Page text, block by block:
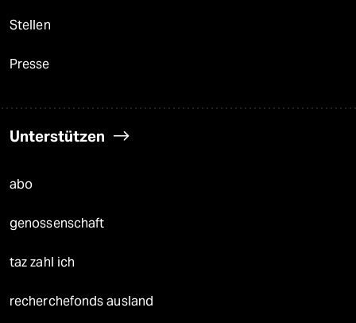
Stellen
Presse
Unterstützen
abo
genossenschaft
taz zahl ich
recherchefonds ausland